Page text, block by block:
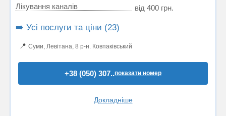
Лікування каналів
від 400 грн.
➡️ Усі послуги та ціни (23)
📍 Суми, Левітана, 8 р-н. Ковпаківський
+38 (050) 307..показати номер
Докладніше